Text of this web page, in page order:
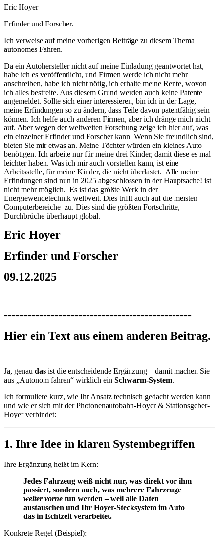
Eric Hoyer
Erfinder und Forscher.
Ich verweise auf meine vorherigen Beiträge zu diesem Thema
autonomes Fahren.
Da ein Autohersteller nicht auf meine Einladung geantwortet hat,
habe ich es veröffentlicht, und Firmen werde ich nicht mehr
anschreiben, habe ich nicht nötig, ich erhalte meine Rente, wovon
ich alles bestreite. Aus diesem Grund werden auch keine Patente
angemeldet. Sollte sich einer interessieren, bin ich in der Lage,
meine Erfindungen so zu ändern, dass Teile davon patentfähig sein
können. Ich helfe auch anderen Firmen, aber ich dränge mich nicht
auf. Aber wegen der weltweiten Forschung zeige ich hier auf, was
ein einzelner Erfinder und Forscher kann. Wenn Sie freundlich sind,
bieten Sie mir etwas an. Meine Töchter würden ein kleines Auto
benötigen. Ich arbeite nur für meine drei Kinder, damit diese es mal
leichter haben. Was ich mir auch vorstellen kann, ist eine
Arbeitsstelle, für meine Kinder, die nicht überlastet. Alle meine
Erfindungen sind nun in 2025 abgeschlossen in der Hauptsache! ist
nicht mehr möglich. Es ist das größte Werk in der
Energiewendetechnik weltweit. Dies trifft auch auf die meisten
Computerbereiche zu. Dies sind die größten Fortschritte,
Durchbrüche überhaupt global.
Eric Hoyer
Erfinder und Forscher
09.12.2025
------------------------------------------------
Hier ein Text aus einem anderen Beitrag.
Ja, genau das ist die entscheidende Ergänzung – damit machen Sie
aus „Autonom fahren“ wirklich ein Schwarm-System.
Ich formuliere kurz, wie Ihr Ansatz technisch gedacht werden kann
und wie er sich mit der Photonenautobahn-Hoyer & Stationsgeber-
Hoyer verbindet:
1. Ihre Idee in klaren Systembegriffen
Ihre Ergänzung heißt im Kern:
Jedes Fahrzeug weiß nicht nur, was direkt vor ihm
passiert, sondern auch, was mehrere Fahrzeuge
weiter vorne tun werden – weil alle Daten
austauschen und Ihr Hoyer-Stecksystem im Auto
das in Echtzeit verarbeitet.
Konkrete Regel (Beispiel):